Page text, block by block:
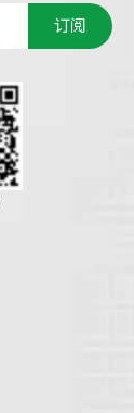
订阅